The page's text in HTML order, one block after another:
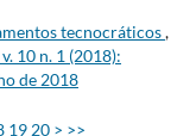
tecnocráticos,
10 n. 1 (2018):
de 2018
19 20 > >>